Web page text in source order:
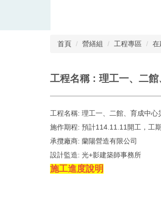
首頁 營繕組 工程專區 在
工程名稱 : 理工一、二
工程名稱: 理工一、二館、育成中心
施作期程: 預計114.11.11開工，工
承攬廠商: 蘭陽營造有限公司
設計監造: 光+影建築師事務所
施工進度說明